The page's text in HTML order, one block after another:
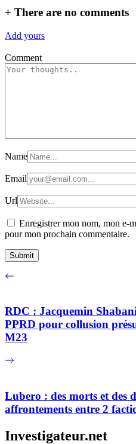
+ There are no comments
Add yours
Comment
Name
Email
Url
Enregistrer mon nom, mon e-
pour mon prochain commentaire.
RDC : Jacquemin
PPRD pour collusion
M23
Lubero : des morts et des
affrontements entre 2
Investigateur.net